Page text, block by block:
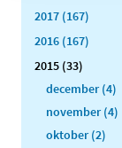
2017 (167)
2016 (167)
2015 (33)
december (4)
november (4)
oktober (2)